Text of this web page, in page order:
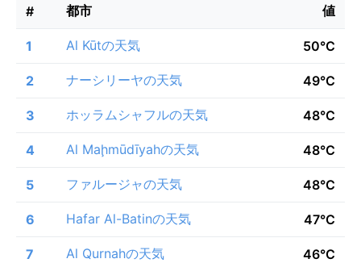
# 都市 値
1 Al Kūtの天気 50°C
2 ナーシリーヤの天気 49°C
3 ホッラムシャフルの天気 48°C
4 Al Maḩmūdīyahの天気 48°C
5 ファルージャの天気 48°C
6 Hafar Al-Batinの天気 47°C
7 Al Qurnahの天気 46°C